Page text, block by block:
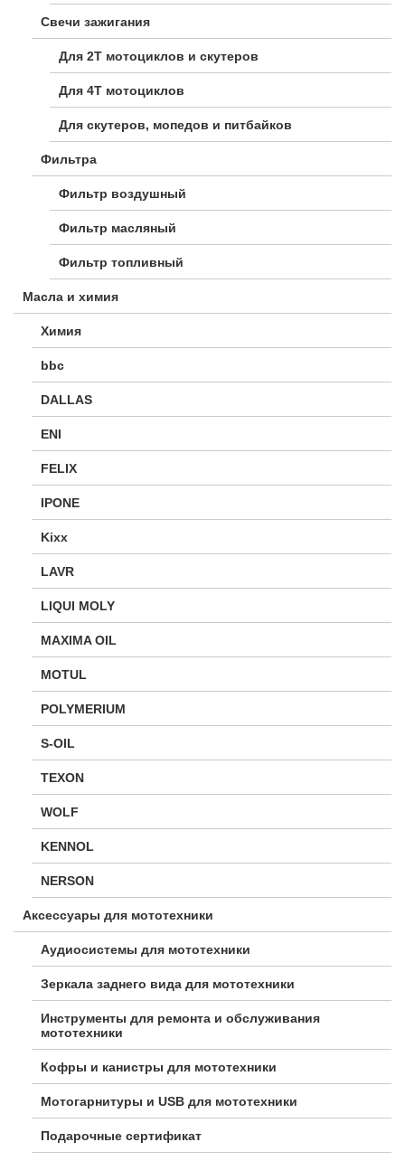
Свечи зажигания
Для 2Т мотоциклов и скутеров
Для 4Т мотоциклов
Для скутеров, мопедов и питбайков
Фильтра
Фильтр воздушный
Фильтр масляный
Фильтр топливный
Масла и химия
Химия
bbc
DALLAS
ENI
FELIX
IPONE
Kixx
LAVR
LIQUI MOLY
MAXIMA OIL
MOTUL
POLYMERIUM
S-OIL
TEXON
WOLF
KENNOL
NERSON
Аксессуары для мототехники
Аудиосистемы для мототехники
Зеркала заднего вида для мототехники
Инструменты для ремонта и обслуживания
мототехники
Кофры и канистры для мототехники
Мотогарнитуры и USB для мототехники
Подарочные сертификат